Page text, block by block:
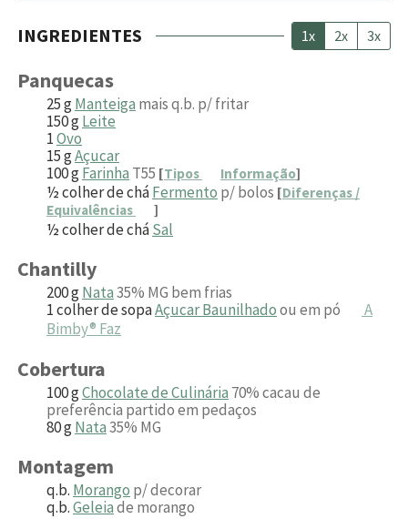
INGREDIENTES 1x 2x 3x
Panquecas
25gManteiga mais q.b. p/ fritar
150gLeite
1Ovo
15gAçucar
100gFarinha T55 [Tipos Informação]
½colher de cháFermento p/ bolos [Diferenças /
Equivalências
]
½colher de cháSal
Chantilly
200gNata35% MG bem frias
1colher de sopaAçucar Baunilhadoou em pó
A
Bimby® Faz
Cobertura
100gChocolate de Culinária 70% cacau de
preferência partido em pedaços
80gNata35% MG
Montagem
q.b. Morango p/ decorar
q.b.Geleiade morango